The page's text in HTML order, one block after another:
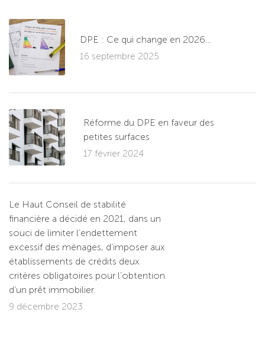
DPE : Ce qui change en 2026…
16 septembre 2025
Réforme du DPE en faveur des
petites surfaces
17 février 2024
Le Haut Conseil de stabilité
financière a décidé en 2021, dans un
souci de limiter l’endettement
excessif des ménages, d’imposer aux
établissements de crédits deux
critères obligatoires pour l’obtention
d’un prêt immobilier.
9 décembre 2023